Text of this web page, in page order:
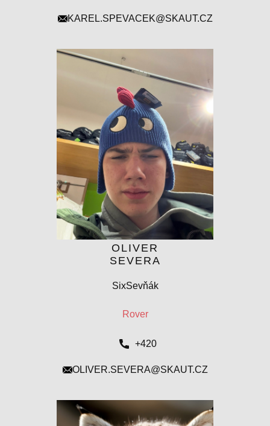
KAREL.SPEVACEK@SKAUT.CZ
OLIVER
SEVERA
SixSevňák
Rover
+420
OLIVER.SEVERA@SKAUT.CZ